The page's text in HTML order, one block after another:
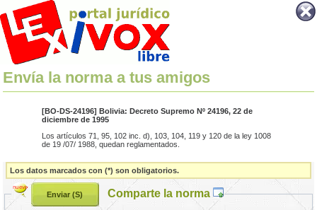
Envía la norma a tus amigos
[BO-DS-24196] Bolivia: Decreto Supremo Nº 24196, 22 de
diciembre de 1995
Los artículos 71, 95, 102 inc. d), 103, 104, 119 y 120 de la ley 1008
de 19 /07/ 1988, quedan reglamentados.
Los datos marcados con (*) son obligatorios.
Comparte la norma